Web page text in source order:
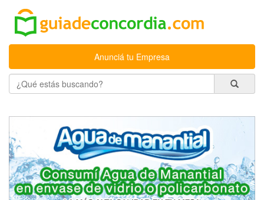
Anunciá tu Empresa